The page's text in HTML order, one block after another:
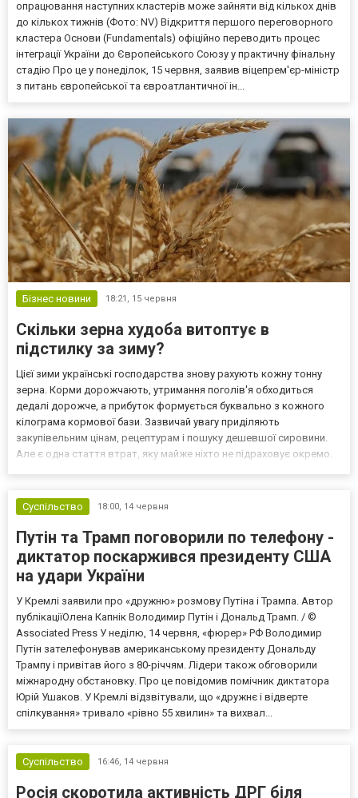
опрацювання наступних кластерів може зайняти від кількох днів
до кількох тижнів (Фото: NV) Відкриття першого переговорного
кластера Основи (Fundamentals) офіційно переводить процес
інтеграції України до Європейського Союзу у практичну фінальну
стадію Про це у понеділок, 15 червня, заявив віцепрем'єр-міністр
з питань європейської та євроатлантичної ін...
Бізнес новини 18:21, 15 червня
Скільки зерна худоба витоптує в
підстилку за зиму?
Цієї зими українські господарства знову рахують кожну тонну
зерна. Корми дорожчають, утримання поголів'я обходиться
дедалі дорожче, а прибуток формується буквально з кожного
кілограма кормової бази. Зазвичай увагу приділяють
закупівельним цінам, рецептурам і пошуку дешевшої сировини.
Але є одна стаття втрат, яку майже ніхто не підраховує окремо.
Суспільство
18:00, 14 червня
Путін та Трамп поговорили по телефону -
диктатор поскаржився президенту США
на удари України
У Кремлі заявили про «дружню» розмову Путіна і Трампа. Автор
публікаціїОлена Капнік Володимир Путін і Дональд Трамп. / ©
Associated Press У неділю, 14 червня, «фюрер» РФ Володимир
Путін зателефонував американському президенту Дональду
Трампу і привітав його з 80-річчям. Лідери також обговорили
міжнародну обстановку. Про це повідомив помічник диктатора
Юрій Ушаков. У Кремлі відзвітували, що «дружнє і відверте
спілкування» тривало «рівно 55 хвилин» та вихвал...
Суспільство 16:46, 14 червня
Росія скоротила активність ДРГ біля